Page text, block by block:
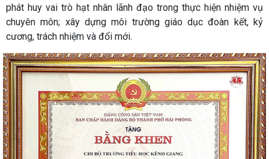
phát huy vai trò hạt nhân lãnh đạo trong thực hiện nhiệm vụ
chuyên môn; xây dựng môi trường giáo dục đoàn kết, kỷ
cương, trách nhiệm và đổi mới.